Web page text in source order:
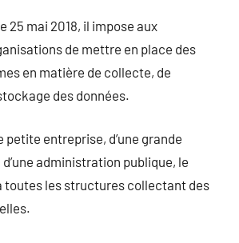
25 mai 2018, il impose aux
de mettre en place des
en matière de collecte, de
des données.
petite entreprise, d’une grande
administration publique, le
à toutes les structures collectant des